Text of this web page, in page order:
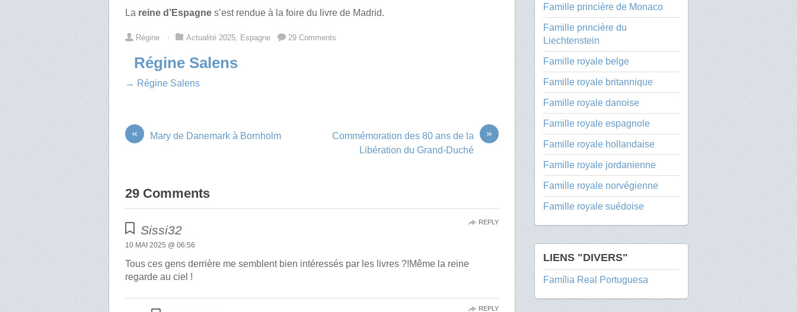
La reine d’Espagne s’est rendue à la foire du livre de Madrid.
Régine ⋅ Actualité 2025, Espagne 29 Comments
Régine Salens
→ Régine Salens
« Mary de Danemark à Bornholm »
Commémoration des 80 ans de la
Libération du Grand-Duché
29 Comments
Sissi32
10 MAI 2025 @ 06:56
Tous ces gens derrière me semblent bien intéressés par les livres ?!Même la reine
regarde au ciel !
REPLY
REPLY
Famille princière de Monaco
Famille princière du
Liechtenstein
Famille royale belge
Famille royale britannique
Famille royale danoise
Famille royale espagnole
Famille royale hollandaise
Famille royale jordanienne
Famille royale norvégienne
Famille royale suédoise
LIENS "DIVERS"
Família Real Portuguesa